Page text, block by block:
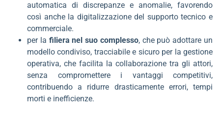
automatica di discrepanze e anomalie, favorendo
così anche la digitalizzazione del supporto tecnico e
commerciale.
per la filiera nel suo complesso, che può adottare un
modello condiviso, tracciabile e sicuro per la gestione
operativa, che facilita la collaborazione tra gli attori,
senza compromettere i vantaggi competitivi,
contribuendo a ridurre drasticamente errori, tempi
morti e inefficienze.